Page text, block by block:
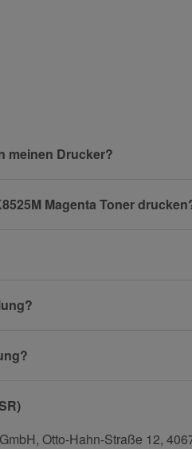
meinen Drucker?
Magenta Toner
Otto-Hahn-Straße 12,